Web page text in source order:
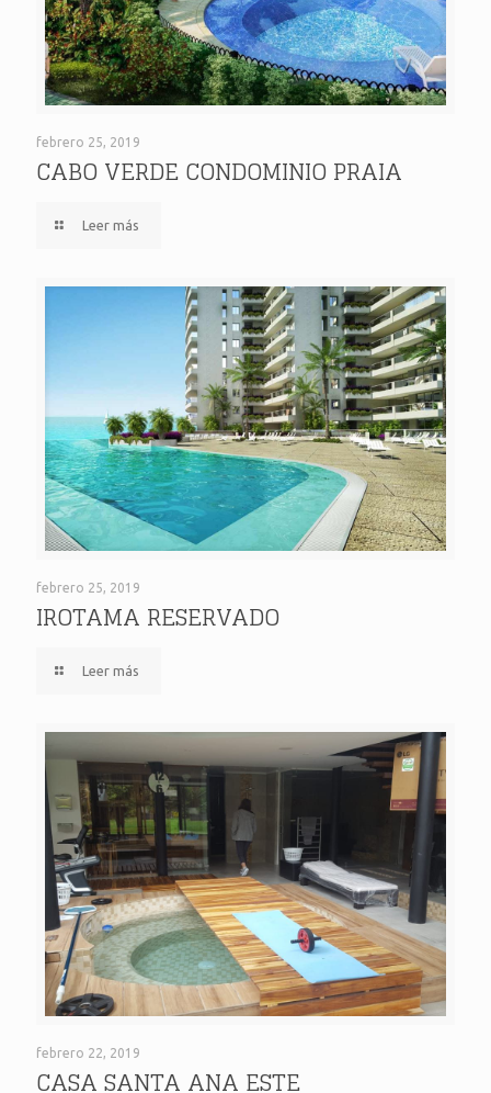
CABO VERDE CONDOMINIO PRAIA
febrero 25, 2019
CABO VERDE CONDOMINIO PRAIA
Leer más
febrero 25, 2019
IROTAMA RESERVADO
Leer más
febrero 22, 2019
CASA SANTA ANA ESTE